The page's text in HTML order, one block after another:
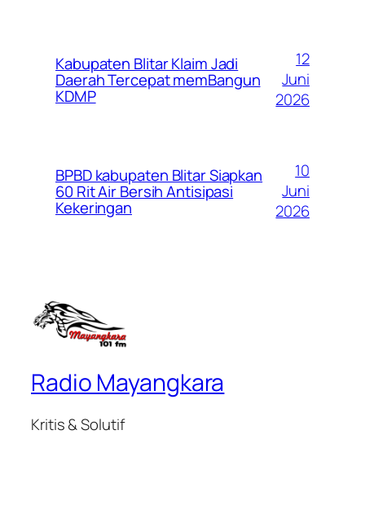
Kabupaten Blitar Klaim Jadi
Daerah Tercepat memBangun
KDMP
12
Juni
2026
BPBD kabupaten Blitar Siapkan
60 Rit Air Bersih Antisipasi
Kekeringan
10
Juni
2026
Radio Mayangkara
Kritis & Solutif